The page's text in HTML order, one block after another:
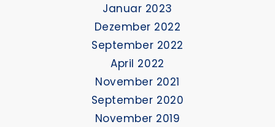
Januar 2023
Dezember 2022
September 2022
April 2022
November 2021
September 2020
November 2019